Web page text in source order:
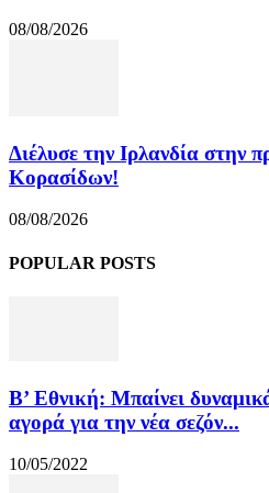
08/08/2026
Διέλυσε την Ιρλανδία στην
Κορασίδων!
08/08/2026
POPULAR POSTS
Β’ Εθνική: Μπαίνει
αγορά για την νέα σεζόν...
10/05/2022